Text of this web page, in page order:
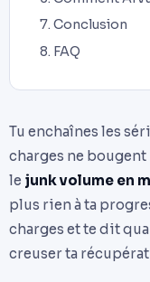
Conclusion
FAQ
Tu enchaînes les
charges ne
le junk volume en
plus rien à ta
charges et te dit
creuser ta